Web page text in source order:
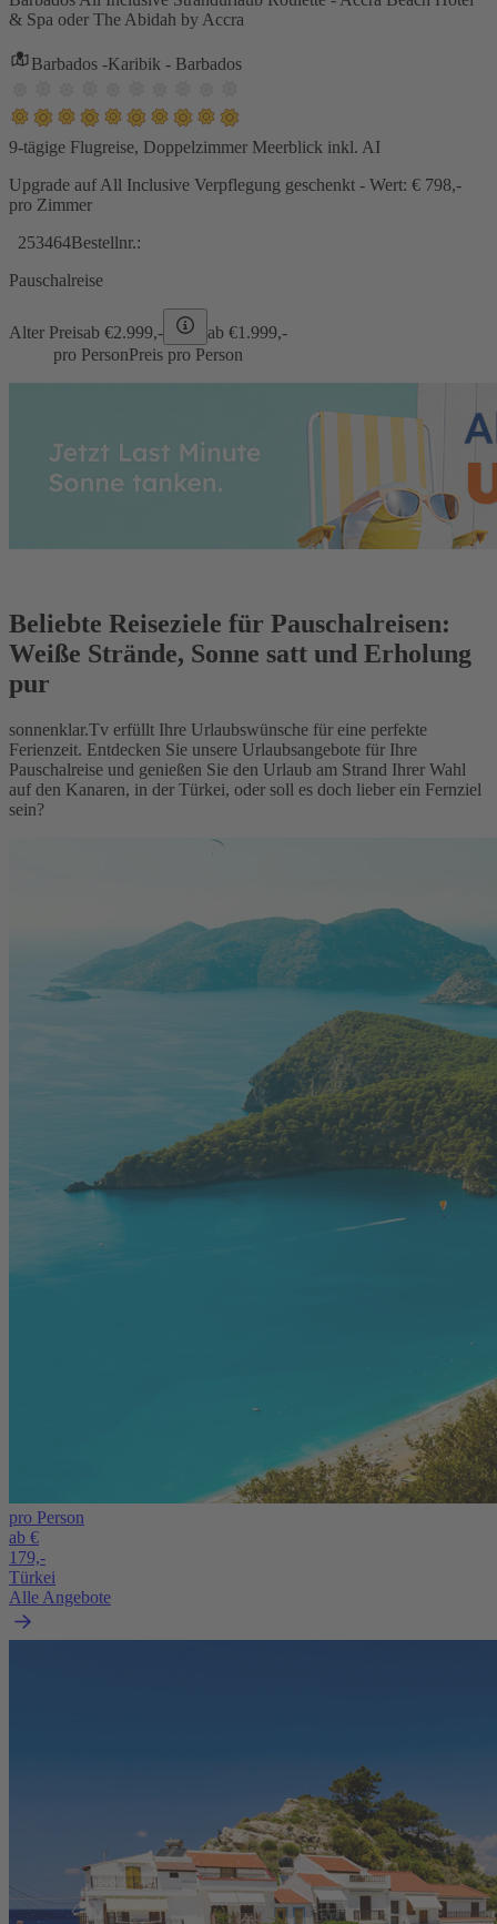
& Spa oder The Abidah by Accra
Barbados -Karibik - Barbados
9-tägige Flugreise, Doppelzimmer Meerblick inkl. AI
Upgrade auf All Inclusive Verpflegung geschenkt - Wert: € 798,-
pro Zimmer
253464Bestellnr.:
Pauschalreise
Alter Preisab €2.999,- ab €1.999,-
pro PersonPreis pro Person
Beliebte Reiseziele für Pauschalreisen:
Weiße Strände, Sonne satt und Erholung
pur
sonnenklar.Tv erfüllt Ihre Urlaubswünsche für eine perfekte
Ferienzeit. Entdecken Sie unsere Urlaubsangebote für Ihre
Pauschalreise und genießen Sie den Urlaub am Strand Ihrer Wahl
auf den Kanaren, in der Türkei, oder soll es doch lieber ein Fernziel
sein?
pro Person
ab €
179,-
Türkei
Alle Angebote